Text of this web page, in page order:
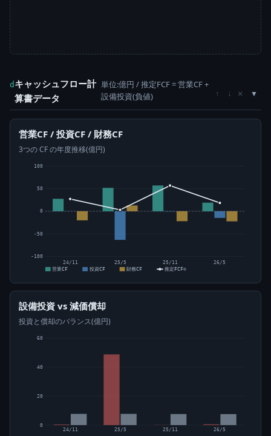
d キャッシュフロー計
算書データ
単位:億円 / 推定FCF = 営業CF +
設備投資(負値)
↑ ↓ ×
営業CF / 投資CF / 財務CF
3つの CF の年度推移(億円)
-100
-50
0
50
100
24/11 25/5 25/11
26/5
営業CF
投資CF 財務CF 推定FCF⊙
設備投資 vs 減価償却
投資と償却のバランス(億円)
0
20
40
60
24/11 25/5 25/11
26/5